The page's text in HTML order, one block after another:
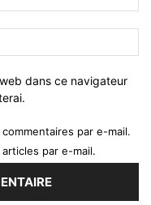
dans ce navigateur
par e-mail.
par e-mail.